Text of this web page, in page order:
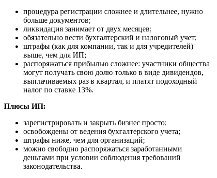
процедура регистрации сложнее и длительнее, нужно
больше документов;
ликвидация занимает от двух месяцев;
обязательно вести бухгалтерский и налоговый учет;
штрафы (как для компании, так и для учредителей)
выше, чем для ИП;
распоряжаться прибылью сложнее: участники общества
могут получать свою долю только в виде дивидендов,
выплачиваемых раз в квартал, и платят подоходный
налог по ставке 13%.
Плюсы ИП:
зарегистрировать и закрыть бизнес просто;
освобождены от ведения бухгалтерского учета;
штрафы ниже, чем для организаций;
можно свободно распоряжаться заработанными
деньгами при условии соблюдения требований
законодательства.